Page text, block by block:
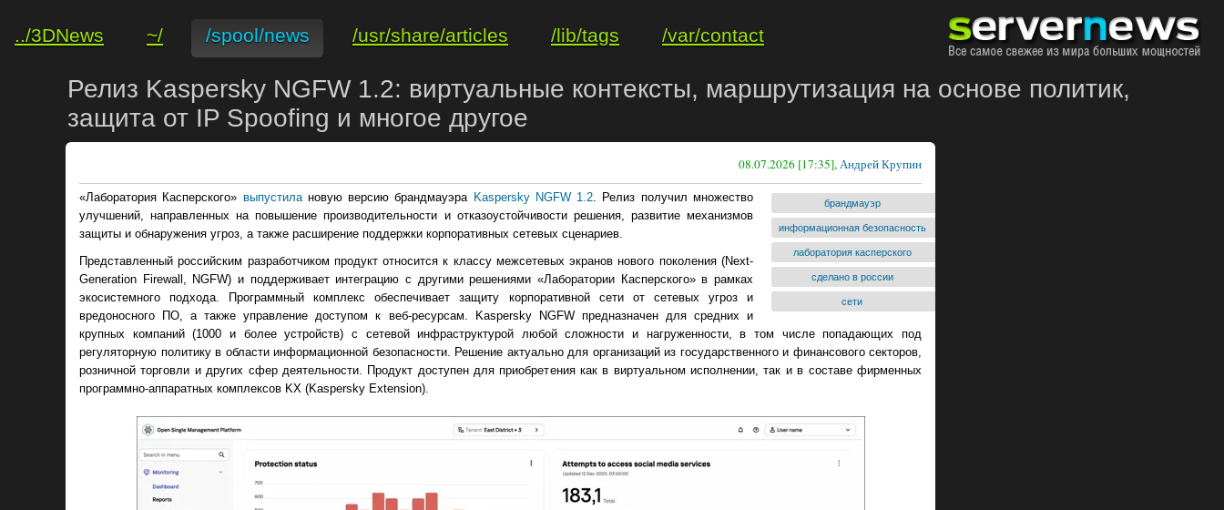
../3DNews ~/ /spool/news /usr/share/articles /lib/tags /var/contact
Релиз Kaspersky NGFW 1.2: виртуальные контексты, маршрутизация на основе политик,
защита от IP Spoofing и многое другое
08.07.2026 [17:35],Андрей Крупин
брандмауэр
информационная безопасность
лаборатория касперского
сделано в россии
сети
«Лаборатория Касперского» выпустилановую версию брандмауэра Kaspersky NGFW 1.2. Релиз получил множество
улучшений, направленных на повышение производительности и отказоустойчивости решения, развитие механизмов
защиты и обнаружения угроз, а также расширение поддержки корпоративных сетевых сценариев.
Представленный российским разработчиком продукт относится к классу межсетевых экранов нового поколения (Next-
Generation Firewall, NGFW) и поддерживает интеграцию с другими решениями «Лаборатории Касперского» в рамках
экосистемного подхода. Программный комплекс обеспечивает защиту корпоративной сети от сетевых угроз и
вредоносного ПО, а также управление доступом к веб‑ресурсам. Kaspersky NGFW предназначен для средних и
крупных компаний (1000 и более устройств) с сетевой инфраструктурой любой сложности и нагруженности, в том числе попадающих под
регуляторную политику в области информационной безопасности. Решение актуально для организаций из государственного и финансового секторов,
розничной торговли и других сфер деятельности. Продукт доступен для приобретения как в виртуальном исполнении, так и в составе фирменных
программно-аппаратных комплексов KX (Kaspersky Extension).